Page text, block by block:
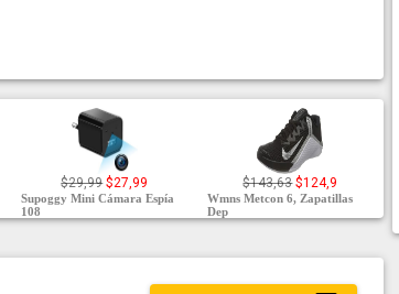
$29,99 $27,99
Supoggy Mini Cámara Espía
108
$143,63 $124,9
Wmns Metcon 6, Zapatillas
Dep